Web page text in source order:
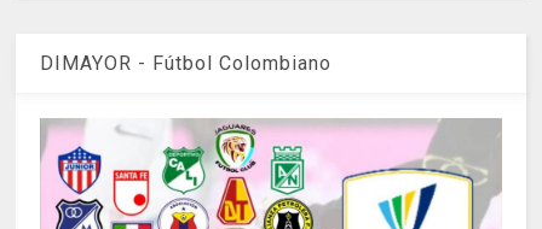
DIMAYOR - Fútbol Colombiano